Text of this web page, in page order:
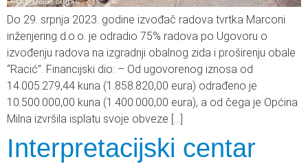
Do 29. srpnja 2023. godine izvođač radova tvrtka Marconi
inženjering d.o.o. je odradio 75% radova po Ugovoru o
izvođenju radova na izgradnji obalnog zida i proširenju obale
“Racić”. Financijski dio: – Od ugovorenog iznosa od
14.005.279,44 kuna (1.858.820,00 eura) odrađeno je
10.500.000,00 kuna (1.400.000,00 eura), a od čega je Općina
Milna izvršila isplatu svoje obveze […]
Interpretacijski centar